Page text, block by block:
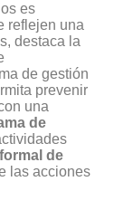
es
reflejen una
destaca la
de gestión
prevenir
una
de
de
las acciones